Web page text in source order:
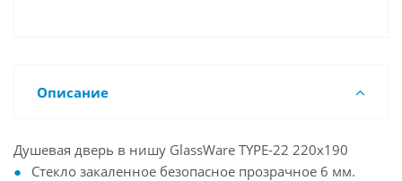
Описание
Душевая дверь в нишу GlassWare TYPE-22 220х190
Стекло закаленное безопасное прозрачное 6 мм.